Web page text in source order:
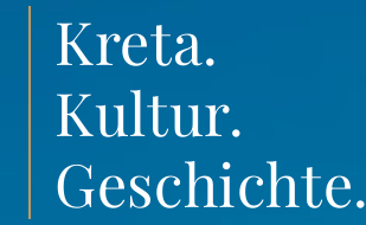
Kreta.
Kultur.
Geschichte.